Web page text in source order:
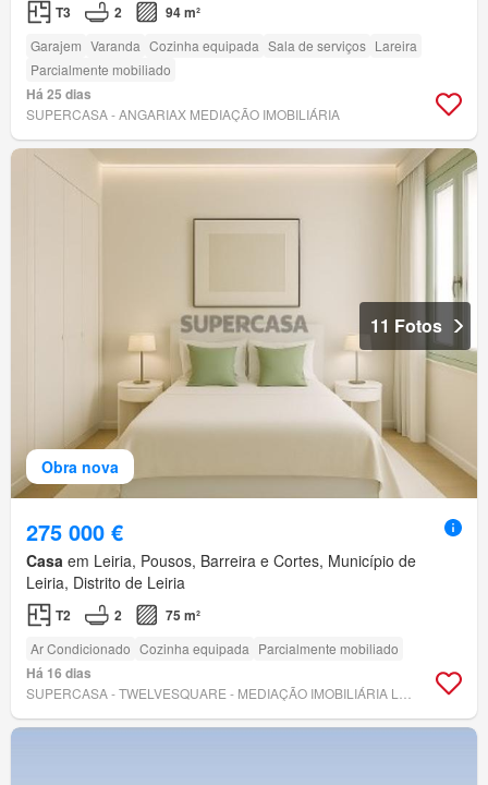
T3 2 94 m²
Garajem Varanda Cozinha equipada Sala de serviços Lareira
Parcialmente mobiliado
Há 25 dias
SUPERCASA - ANGARIAX MEDIAÇÃO IMOBILIÁRIA
Obra nova
11 Fotos
275 000 €
Casa em Leiria, Pousos, Barreira e Cortes, Município de
Leiria, Distrito de Leiria
T2 2 75 m²
Ar Condicionado Cozinha equipada Parcialmente mobiliado
Há 16 dias